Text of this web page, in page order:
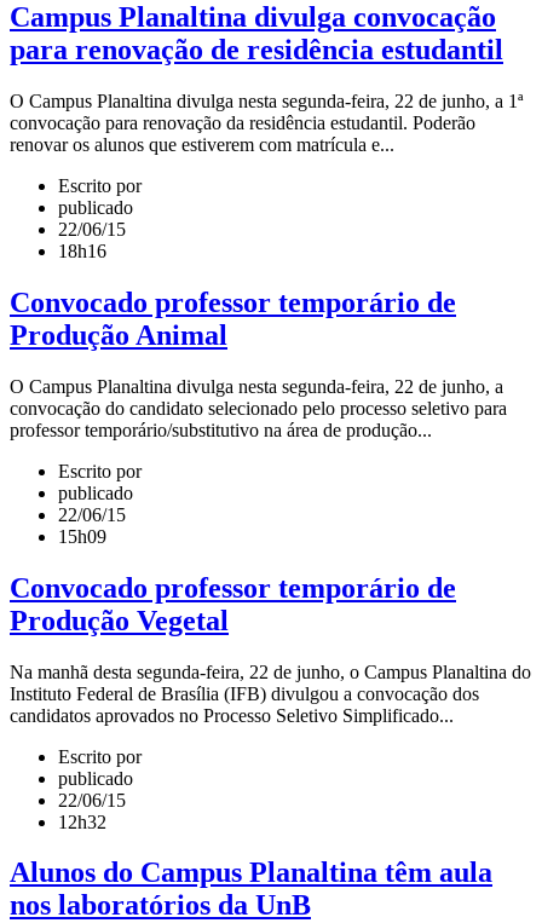
Campus Planaltina divulga convocação
para renovação de residência estudantil
O Campus Planaltina divulga nesta segunda-feira, 22 de junho, a 1ª
convocação para renovação da residência estudantil. Poderão
renovar os alunos que estiverem com matrícula e...
Escrito por
publicado
22/06/15
18h16
Convocado professor temporário de
Produção Animal
O Campus Planaltina divulga nesta segunda-feira, 22 de junho, a
convocação do candidato selecionado pelo processo seletivo para
professor temporário/substitutivo na área de produção...
Escrito por
publicado
22/06/15
15h09
Convocado professor temporário de
Produção Vegetal
Na manhã desta segunda-feira, 22 de junho, o Campus Planaltina do
Instituto Federal de Brasília (IFB) divulgou a convocação dos
candidatos aprovados no Processo Seletivo Simplificado...
Escrito por
publicado
22/06/15
12h32
Alunos do Campus Planaltina têm aula
nos laboratórios da UnB